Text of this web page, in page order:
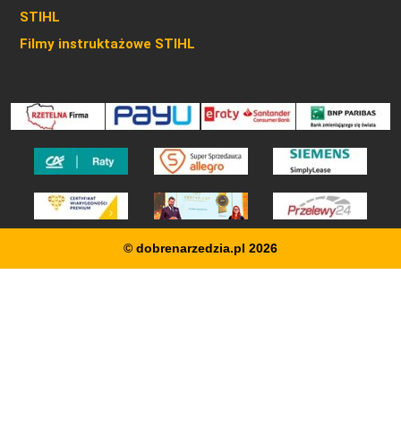
STIHL
Filmy instruktażowe STIHL
© dobrenarzedzia.pl 2026